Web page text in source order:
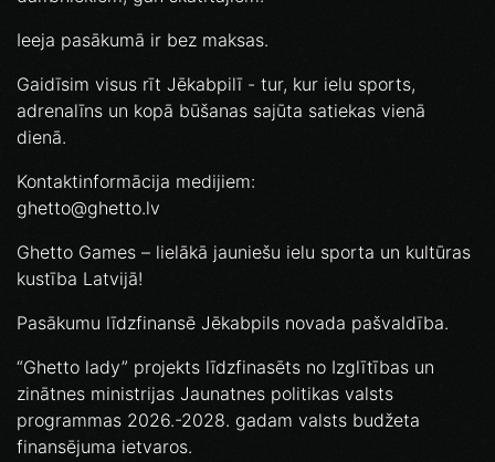
Ieeja pasākumā ir bez maksas.
Gaidīsim visus rīt Jēkabpilī - tur, kur ielu sports,
adrenalīns un kopā būšanas sajūta satiekas vienā
dienā.
Kontaktinformācija medijiem:
ghetto@ghetto.lv
Ghetto Games – lielākā jauniešu ielu sporta un kultūras
kustība Latvijā!
Pasākumu līdzfinansē Jēkabpils novada pašvaldība.
“Ghetto lady” projekts līdzfinasēts no Izglītības un
zinātnes ministrijas Jaunatnes politikas valsts
programmas 2026.-2028. gadam valsts budžeta
finansējuma ietvaros.